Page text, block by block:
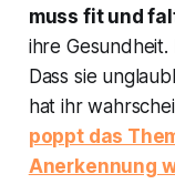
muss fit und
ihre
Dass sie
hat ihr
poppt das
Anerkennung